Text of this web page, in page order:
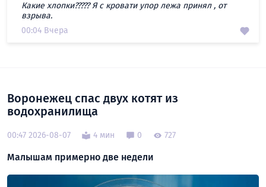
Какие хлопки????? Я с кровати упор лежа принял , от
взрыва.
00:04 Вчера
Воронежец спас двух котят из
водохранилища
00:47 2026-08-07 4 мин 0 727
Малышам примерно две недели